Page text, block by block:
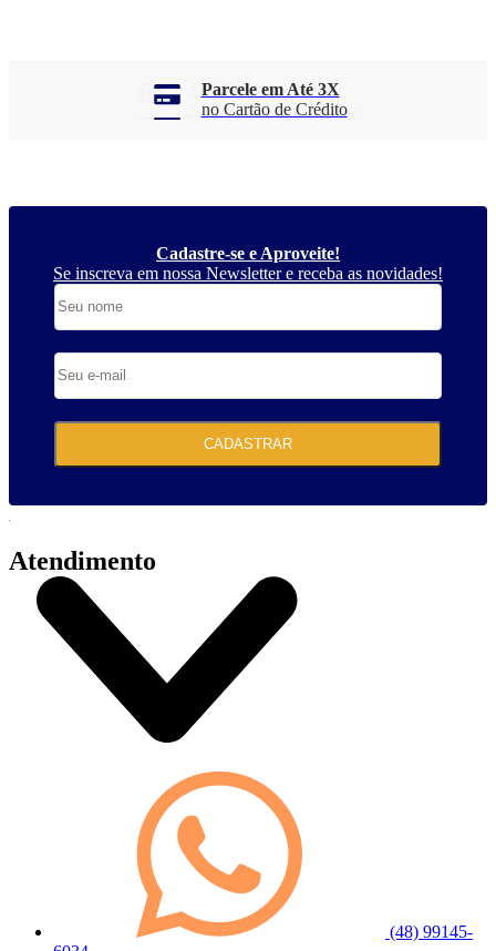
Parcele em Até 3X
no Cartão de Crédito
Cadastre-se e Aproveite!
Se inscreva em nossa Newsletter e receba as novidades!
CADASTRAR
Atendimento
(48) 99145-